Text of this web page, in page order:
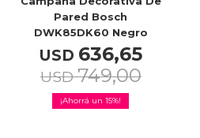
Pared Bosch
DWK85DK60 Negro
USD 636,65
USD 749,00
15